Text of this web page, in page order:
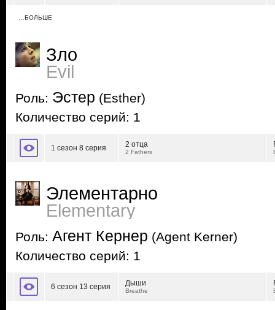
…БОЛЬШЕ
Зло
Evil
Роль: Эстер (Esther)
Количество серий: 1
1 сезон 8 серия 2 отца
2 Fathers
Элементарно
Elementary
Роль: Агент Кернер (Agent Kerner)
Количество серий: 1
6 сезон 13 серия Дыши
Breathe